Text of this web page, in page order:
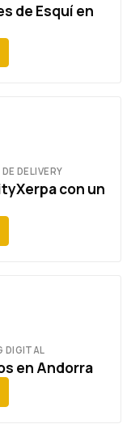
de Esquí en
DELIVERY
con un
DIGITAL
en Andorra